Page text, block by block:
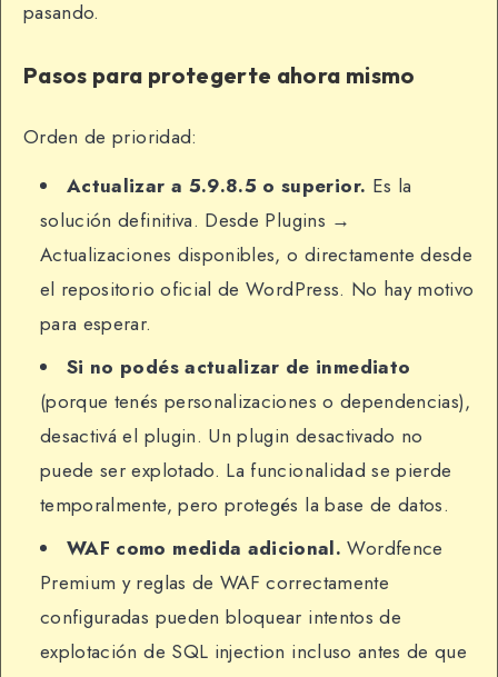
pasando.
Pasos para protegerte ahora mismo
Orden de prioridad:
Actualizar a 5.9.8.5 o superior. Es la
solución definitiva. Desde Plugins →
Actualizaciones disponibles, o directamente desde
el repositorio oficial de WordPress. No hay motivo
para esperar.
Si no podés actualizar de inmediato
(porque tenés personalizaciones o dependencias),
desactivá el plugin. Un plugin desactivado no
puede ser explotado. La funcionalidad se pierde
temporalmente, pero protegés la base de datos.
WAF como medida adicional. Wordfence
Premium y reglas de WAF correctamente
configuradas pueden bloquear intentos de
explotación de SQL injection incluso antes de que